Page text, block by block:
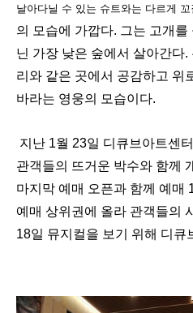
날아다닐 수 있는 슈트와는 다르게
의 모습에 가깝다. 그는 고개
닌 가장 낮은 숲에서 살아간다
리와 같은 곳에서 공감하고 위
바라는 영웅의 모습이다.
지난 1월 23일 디큐브아트센
관객들의 뜨거운 박수와 함께
마지막 예매 오픈과 함께 예매
예매 상위권에 올라 관객들의
18일 뮤지컬을 보기 위해 디큐